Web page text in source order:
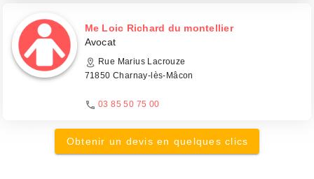
Me Loic Richard du montellier
Avocat
Rue Marius Lacrouze
71850 Charnay-lès-Mâcon
03 85 50 75 00
Obtenir un devis en quelques clics